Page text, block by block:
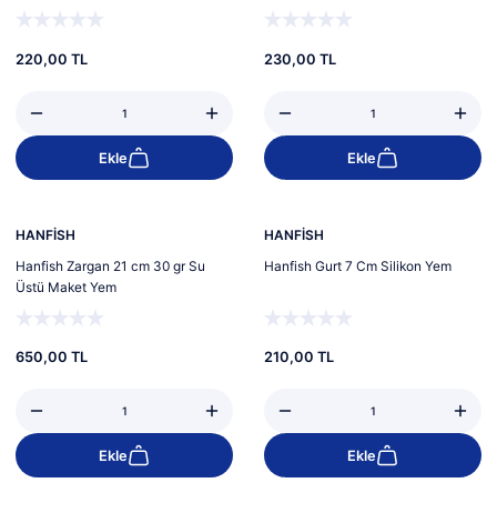
220,00 TL
Ekle
230,00 TL
Ekle
HANFİSH
Hanfish Zargan 21 cm 30 gr Su
Üstü Maket Yem
650,00 TL
Ekle
HANFİSH
Hanfish Gurt 7 Cm Silikon Yem
210,00 TL
Ekle